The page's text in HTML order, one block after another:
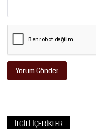
Yorum Gönder
İLGILI İÇERIKLER